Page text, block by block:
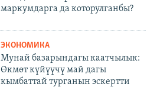
маркумдарга да которулганбы?
ЭКОНОМИКА
Мунай базарындагы каатчылык:
Өкмөт күйүүчү май дагы
кымбаттай турганын эскертти